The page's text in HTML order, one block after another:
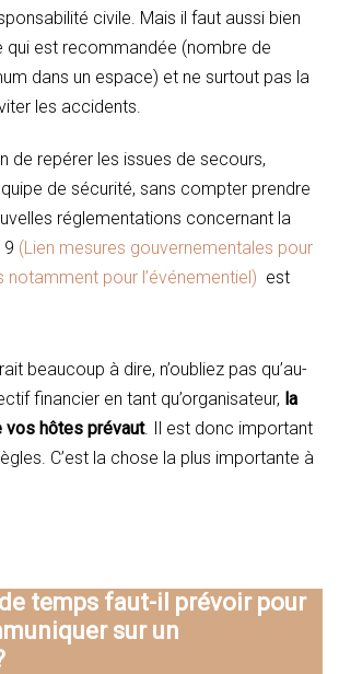
civile. Mais il faut aussi bien
qui est recommandée (nombre de
dans un espace) et ne surtout pas la
les accidents.
de repérer les issues de secours,
de sécurité, sans compter prendre
réglementations concernant la
(Lien mesures gouvernementales pour
notamment pour l’événementiel) est
beaucoup à dire, n’oubliez pas qu’au-
financier en tant qu’organisateur, la
hôtes prévaut. Il est donc important
C’est la chose la plus importante à
temps faut-il prévoir pour
sur un